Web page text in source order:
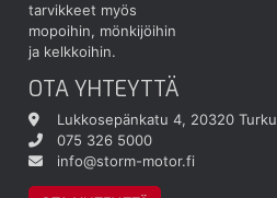
tarvikkeet myös
mopoihin, mönkijöihin
ja kelkkoihin.
OTA YHTEYTTÄ
Lukkosepänkatu 4, 20320 Turku
075 326 5000
info@storm-motor.fi